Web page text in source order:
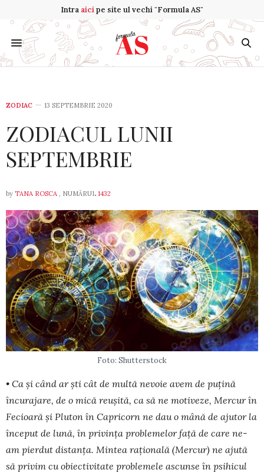
Intra aicipe site ul vechi "Formula AS"
ZODIAC 13 SEPTEMBRIE 2020
ZODIACUL LUNII
SEPTEMBRIE
by TANA ROSCA , NUMĂRUL 1432
Foto: Shutterstock
• Ca și când ar ști cât de multă nevoie avem de puțină
încurajare, de o mică reușită, ca să ne motiveze, Mercur în
Fecioară și Pluton în Capricorn ne dau o mână de ajutor la
început de lună, în privința problemelor față de care ne-
am pierdut distanța. Mintea rațională (Mercur) ne ajută
să privim cu obiectivitate problemele ascunse în psihicul